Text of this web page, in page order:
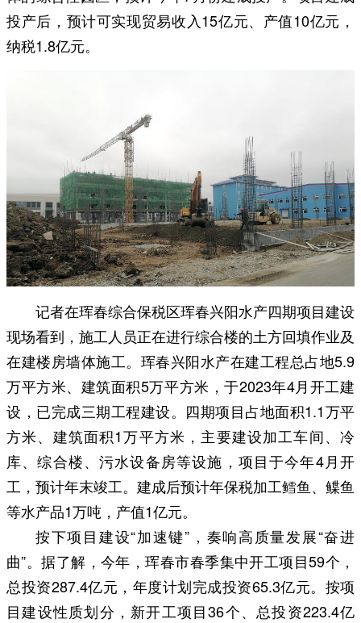
投产后，预计可实现贸易收入15亿元、产值10亿元，
纳税1.8亿元。
记者在珲春综合保税区珲春兴阳水产四期项目建设
现场看到，施工人员正在进行综合楼的土方回填作业及
在建楼房墙体施工。珲春兴阳水产在建工程总占地5.9
万平方米、建筑面积5万平方米，于2023年4月开工建
设，已完成三期工程建设。四期项目占地面积1.1万平
方米、建筑面积1万平方米，主要建设加工车间、冷
库、综合楼、污水设备房等设施，项目于今年4月开
工，预计年末竣工。建成后预计年保税加工鳕鱼、鲽鱼
等水产品1万吨，产值1亿元。
按下项目建设“加速键”，奏响高质量发展“奋进
曲”。据了解，今年，珲春市春季集中开工项目59个，
总投资287.4亿元，年度计划完成投资65.3亿元。按项
目建设性质划分，新开工项目36个、总投资223.4亿